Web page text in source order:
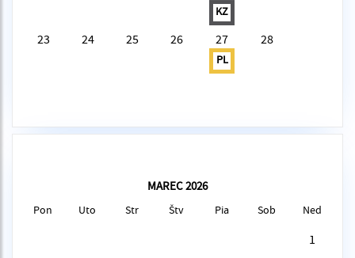
KZ
23 24 25 26 27
PL
28
MAREC 2026
Pon Uto Str Štv Pia Sob Ned
1